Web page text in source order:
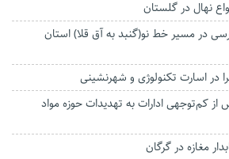
در مسیر خط نو(گنبد به آق قلا) استان
در اسارت تکنولوژی و شهرنشینی
از کم‌توجهی ادارات به تهدیدات حوزه مواد